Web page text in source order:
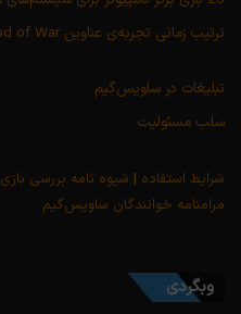
ترتیب زمانی تجربه‌ی عناوین God of War
تبلیغات در ساویس‌گیم
سلب مسئولیت
شرایط استفاده | شیوه نامه بررسی بازی
مرامنامه خوانندگان ساویس‌گیم
وبگردی